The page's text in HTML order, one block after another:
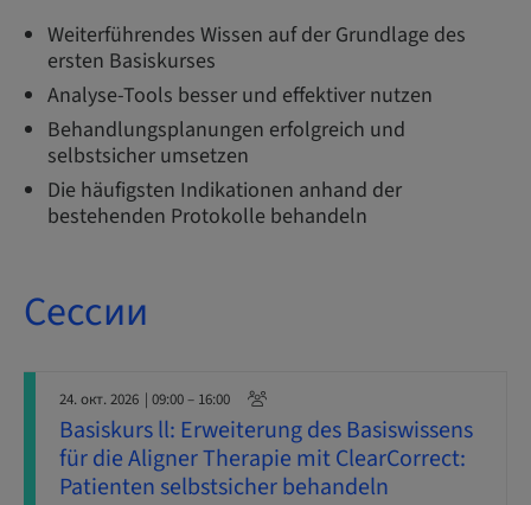
Weiterführendes Wissen auf der Grundlage des
ersten Basiskurses
Analyse-Tools besser und effektiver nutzen
Behandlungsplanungen erfolgreich und
selbstsicher umsetzen
Die häufigsten Indikationen anhand der
bestehenden Protokolle behandeln
Сессии
24. окт. 2026 | 09:00 – 16:00
Basiskurs ll: Erweiterung des Basiswissens
für die Aligner Therapie mit ClearCorrect:
Patienten selbstsicher behandeln